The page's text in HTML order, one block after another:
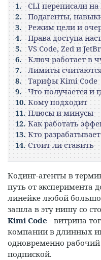
CLI переписали на
Подагенты,
Режим цели и
Права доступа
VS Code, Zed и
Ключ работает в
Лимиты
Тарифы Kimi Code
Что получается и
Кому подходит
Плюсы и минусы
Как работать
Кто разрабатывает
Стоит ли ставить
Кодинг-агенты в
путь от эксперимента
линейке любой
зашла в эту нишу со
Kimi Code - витрина
компании в длинных
одновременно рабочий
подпиской.